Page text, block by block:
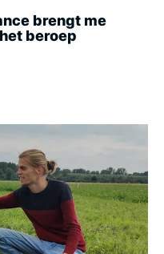
brengt me
beroep